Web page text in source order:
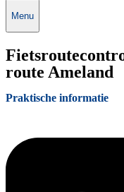
Menu
route Ameland
Praktische informatie